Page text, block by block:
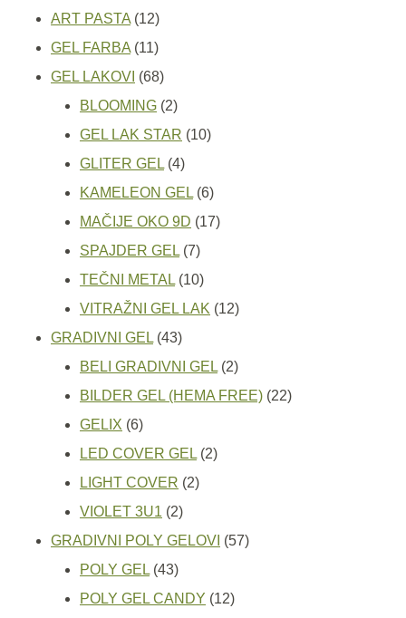
ART PASTA 1212
proizvoda
GEL FARBA 1111
proizvoda
GEL LAKOVI 6868
proizvoda
BLOOMING 22
proizvoda
GEL LAK STAR 1010
GLITER GEL 44
proizvoda
KAMELEON GEL 66
proizvoda
MAČIJE OKO 9D 1717
SPAJDER GEL 77
proizvoda
TEČNI METAL 1010
proizvoda
VITRAŽNI GEL LAK 1212
GRADIVNI GEL 4343
proizvoda
BELI GRADIVNI GEL 22
proizvoda
BILDER GEL (HEMA FREE) 2222
GELIX 66
proizvoda
LED COVER GEL 22
LIGHT COVER 22
VIOLET 3U1 22
proizvoda
GRADIVNI POLY GELOVI 5757
POLY GEL 4343
proizvoda
POLY GEL CANDY 1212